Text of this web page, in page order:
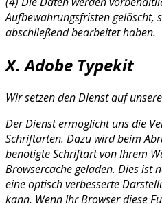
Aufbewahrungsfristen gelöscht,
abschließend bearbeitet haben.
X. Adobe Typekit
Wir setzen den Dienst auf
Der Dienst ermöglicht uns die
Schriftarten. Dazu wird beim
benötigte Schriftart von Ihrem
Browsercache geladen. Dies ist
eine optisch verbesserte
kann. Wenn Ihr Browser diese